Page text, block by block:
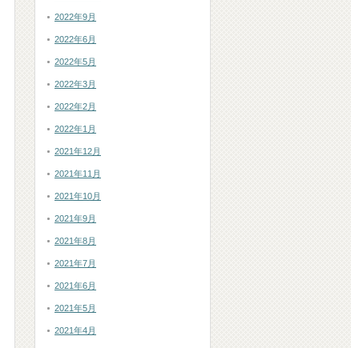
2022年9月
2022年6月
2022年5月
2022年3月
2022年2月
2022年1月
2021年12月
2021年11月
2021年10月
2021年9月
2021年8月
2021年7月
2021年6月
2021年5月
2021年4月